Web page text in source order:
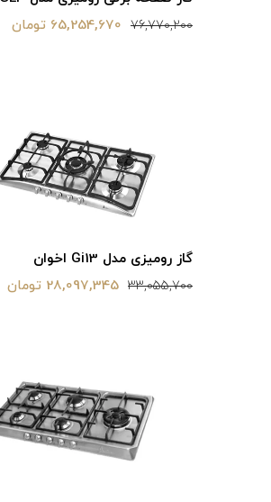
76,770,200 65,254,670 تومان
گاز رومیزی مدل Gi13 اخوان
33,055,700 28,097,345 تومان